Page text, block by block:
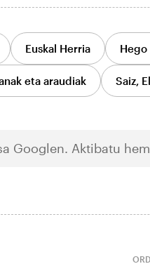
Euskal Herria Hego
eta araudiak Saiz,
Googlen. Aktibatu